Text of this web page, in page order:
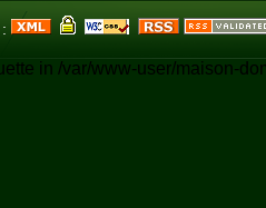
in /var/www-user/maison-